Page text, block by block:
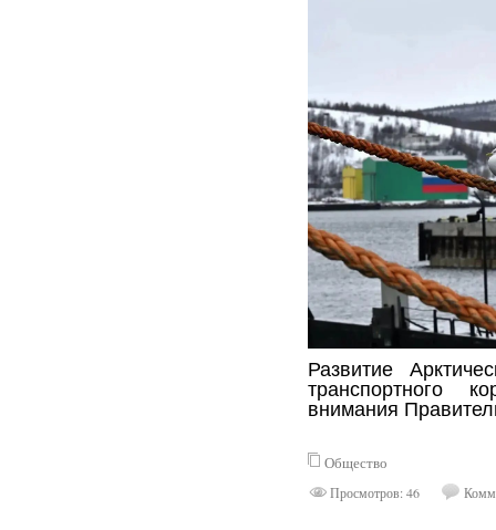
Развитие
транспортного
внимания
Общество
Просмотров: 46